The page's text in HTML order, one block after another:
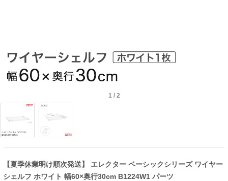
1/ 2
【夏季休業明け順次発送】 エレクター ベーシックシリーズ ワイヤー
シェルフ ホワイト 幅60×奥行30cm B1224W1 パーツ